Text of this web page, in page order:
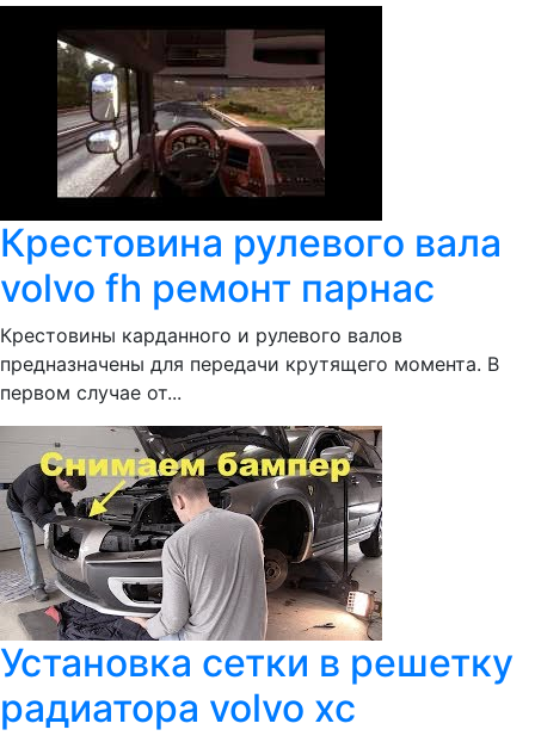
Крестовина рулевого вала
volvo fh ремонт парнас
Крестовины карданного и рулевого валов
предназначены для передачи крутящего момента. В
первом случае от...
Установка сетки в решетку
радиатора volvo xc